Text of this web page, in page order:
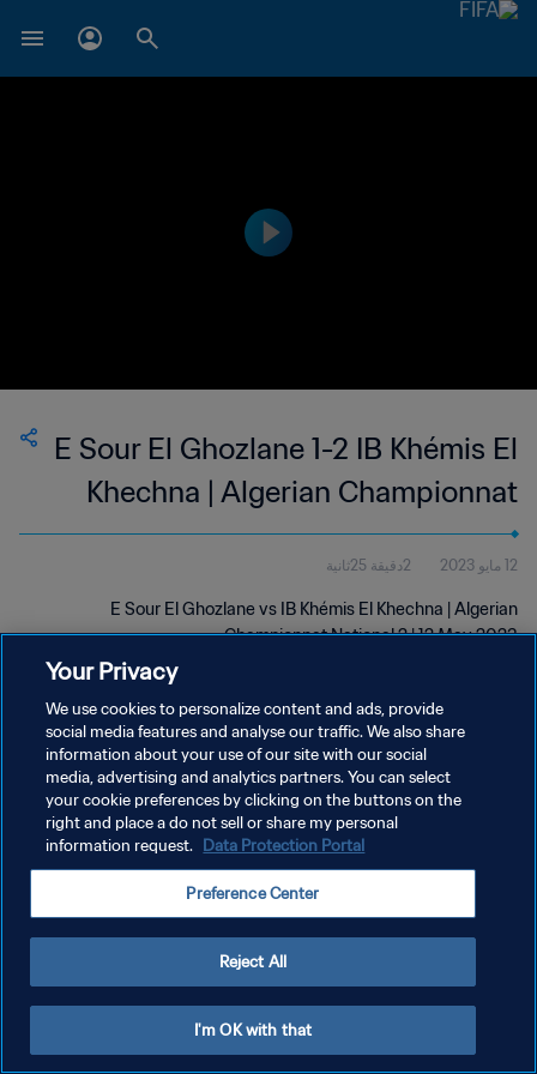
E Sour El Ghozlane 1-2 IB Khémis El
Khechna | Algerian Championnat
National 2 | 12 May 2023
12 مايو 2023 2دقيقة 25ثانية
E Sour El Ghozlane vs IB Khémis El Khechna | Algerian
Championnat National 2 | 12 May 2023
سياسة الخصوصية
إدارة تفضيلات ملفات تعريف الارتباط
Your Privacy
We use cookies to personalize content and ads, provide
social media features and analyse our traffic. We also share
information about your use of our site with our social
media, advertising and analytics partners. You can select
your cookie preferences by clicking on the buttons on the
right and place a do not sell or share my personal
information request. Data Protection Portal
Preference Center
Reject All
I'm OK with that